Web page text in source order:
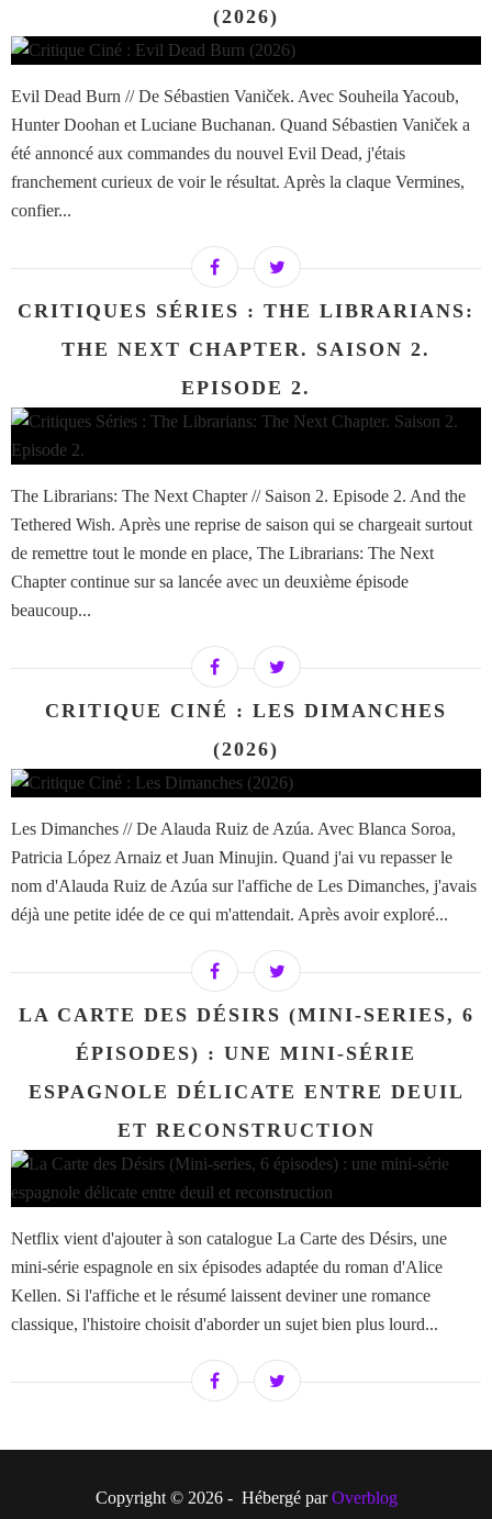
(2026)
Evil Dead Burn // De Sébastien Vaniček. Avec Souheila Yacoub,
Hunter Doohan et Luciane Buchanan. Quand Sébastien Vaniček a
été annoncé aux commandes du nouvel Evil Dead, j'étais
franchement curieux de voir le résultat. Après la claque Vermines,
confier...
CRITIQUES SÉRIES : THE LIBRARIANS:
THE NEXT CHAPTER. SAISON 2.
EPISODE 2.
The Librarians: The Next Chapter // Saison 2. Episode 2. And the
Tethered Wish. Après une reprise de saison qui se chargeait surtout
de remettre tout le monde en place, The Librarians: The Next
Chapter continue sur sa lancée avec un deuxième épisode
beaucoup...
CRITIQUE CINÉ : LES DIMANCHES
(2026)
Les Dimanches // De Alauda Ruiz de Azúa. Avec Blanca Soroa,
Patricia López Arnaiz et Juan Minujin. Quand j'ai vu repasser le
nom d'Alauda Ruiz de Azúa sur l'affiche de Les Dimanches, j'avais
déjà une petite idée de ce qui m'attendait. Après avoir exploré...
LA CARTE DES DÉSIRS (MINI-SERIES, 6
ÉPISODES) : UNE MINI-SÉRIE
ESPAGNOLE DÉLICATE ENTRE DEUIL
ET RECONSTRUCTION
Netflix vient d'ajouter à son catalogue La Carte des Désirs, une
mini-série espagnole en six épisodes adaptée du roman d'Alice
Kellen. Si l'affiche et le résumé laissent deviner une romance
classique, l'histoire choisit d'aborder un sujet bien plus lourd...
Copyright © 2026 - Hébergé parOverblog